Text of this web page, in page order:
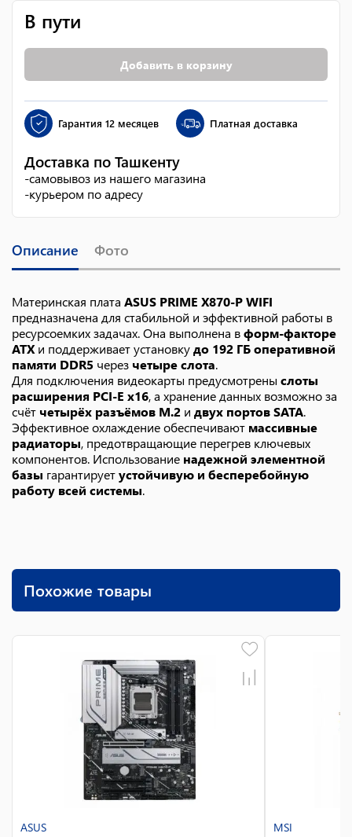
В пути
Добавить в корзину
Гарантия 12 месяцев Платная доставка
Доставка по Ташкенту
-самовывоз из нашего магазина
-курьером по адресу
Описание Фото
Материнская плата ASUS PRIME X870-P WIFI
предназначена для стабильной и эффективной работы в
ресурсоемких задачах. Она выполнена вформ-факторе
ATXи поддерживает установкудо 192 ГБ оперативной
памяти DDR5 через четыре слота.
Для подключения видеокарты предусмотрены слоты
расширения PCI-E x16, а хранение данных возможно за
счёт четырёх разъёмов M.2 и двух портов SATA.
Эффективное охлаждение обеспечивают массивные
радиаторы, предотвращающие перегрев ключевых
компонентов. Использование надежной элементной
базы гарантируетустойчивую и бесперебойную
работу всей системы.
Похожие товары
ASUS
MSI